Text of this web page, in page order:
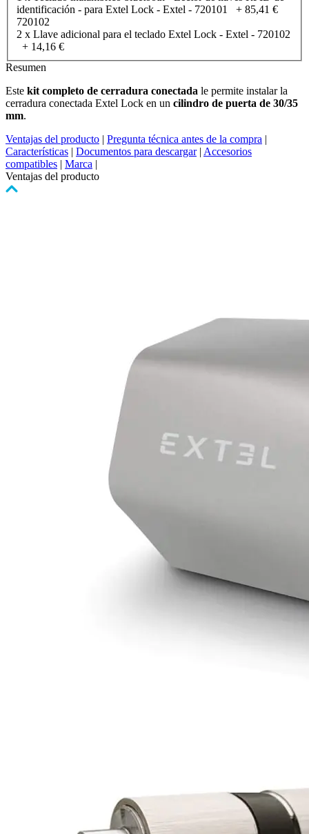
identificación - para Extel Lock - Extel - 720101
+ 85,41 €
720102
2 x Llave adicional para el teclado Extel Lock - Extel - 720102
+ 14,16 €
Resumen
Este kit completo de cerradura conectada le permite instalar la
cerradura conectada Extel Lock en un cilindro de puerta de 30/35
mm.
Ventajas del producto | Pregunta técnica antes de la compra |
Características | Documentos para descargar | Accesorios
compatibles | Marca |
Ventajas del producto